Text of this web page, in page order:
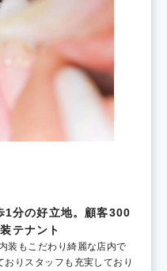
1分の好立地。顧客300
テナント
装もこだわり綺麗な店内で
りスタッフも充実しており